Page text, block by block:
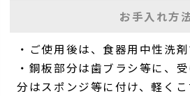
お手入れ方
・ご使用後は、食器用中性洗剤
・銅板部分は歯ブラシ等に、
分はスポンジ等に付け、軽く